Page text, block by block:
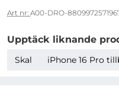
Art nr: A00-DRO-
Upptäck liknande
Skal iPhone 16 Pro